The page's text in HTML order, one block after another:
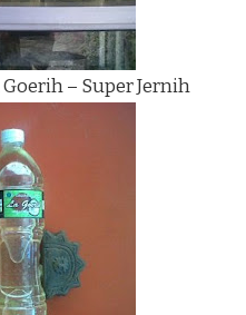
– Super Jernih